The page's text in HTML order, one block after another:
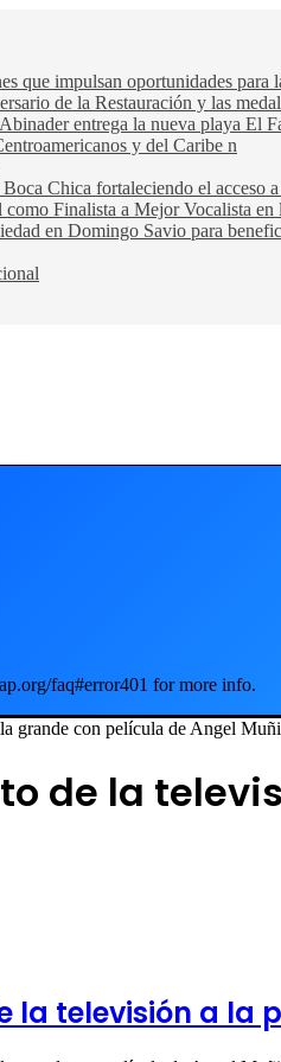
que impulsan oportunidades
de la Restauración y las
entrega la nueva playa El
y del Caribe n
Chica fortaleciendo el acceso
Finalista a Mejor Vocalista
en Domingo Savio para
faq#error401 for more info.
grande con película de Angel
de la
la televisión a